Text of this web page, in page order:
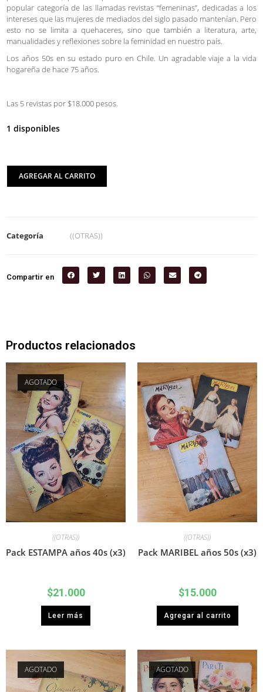
popular categoría de las llamadas revistas “femeninas”, dedicadas a los
intereses que las mujeres de mediados del siglo pasado mantenían. Pero
esto no se limita a quehaceres, sino que también a literatura, arte,
manualidades y reflexiones sobre la feminidad en nuestro país.
Los años 50s en su estado puro en Chile. Un agradable viaje a la vida
hogareña de hace 75 años.
Las 5 revistas por $18.000 pesos.
1 disponibles
AGREGAR AL CARRITO
Categoría ((OTRAS))
Compartir en
Productos relacionados
AGOTADO
((OTRAS))
Pack ESTAMPA años 40s (x3)
$21.000
Leer más
((OTRAS))
Pack MARIBEL años 50s (x3)
$15.000
Agregar al carrito
AGOTADO AGOTADO